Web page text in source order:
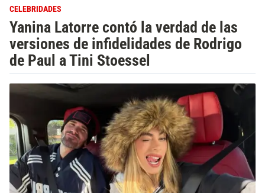
CELEBRIDADES
Yanina Latorre contó la verdad de las
versiones de infidelidades de Rodrigo
de Paul a Tini Stoessel